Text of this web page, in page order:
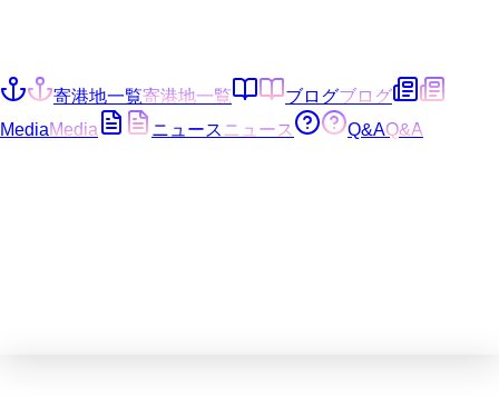
寄港地一覧寄港地一覧 ブログブログ
MediaMedia ニュース ニュース Q&AQ&A